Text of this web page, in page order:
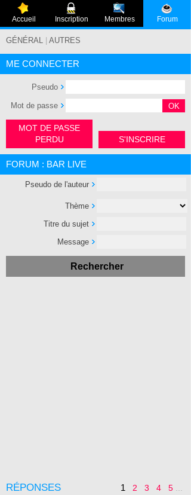
Accueil Inscription Membres Forum
GÉNÉRAL AUTRES
ME CONNECTER
Pseudo
Mot de passe
MOT DE PASSE
PERDU
S'INSCRIRE
FORUM : BAR LIVE
Pseudo de l'auteur
Thème
Titre du sujet
Message
RÉPONSES 1 2 3 4 5